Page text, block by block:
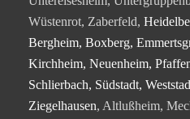
Wüstenrot, Zaberfeld,
Bergheim, Boxberg,
Kirchheim, Neuenheim,
Schlierbach, Südstadt,
Ziegelhausen, Altlußheim,